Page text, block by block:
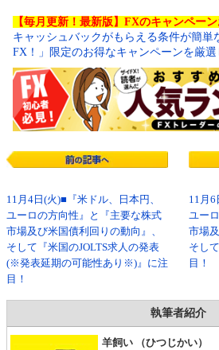
【毎月更新！最新版】FXのキャンペーン
キャッシュバックがもらえる条件が簡単
FX！」限定のお得なキャンペーンを厳選
11月4日(火)■『米ドル、日本円、
ユーロの方向性』と『主要な株式
市場及び米国債利回りの動向』、
そして『米国のJOLTS求人の発表
(※発表延期の可能性あり※)』に注
目！
11月6
ユー
市場
そし
目！
執筆者紹介
羊飼い （ひつじかい）